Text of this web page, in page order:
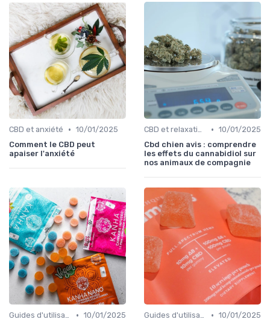
CBD et anxiété • 10/01/2025
Comment le CBD peut
apaiser l'anxiété
CBD et relaxation • 10/01/2025
Cbd chien avis : comprendre
les effets du cannabidiol sur
nos animaux de compagnie
Guides d'utilisation • 10/01/2025
Guides d'utilisation • 10/01/2025